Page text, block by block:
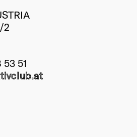
2
53 51
.at